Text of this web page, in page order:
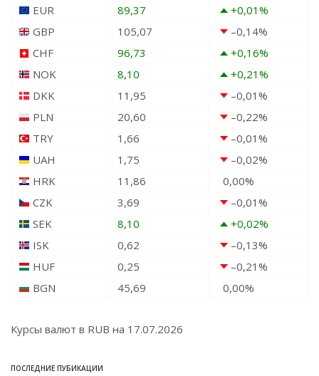
EUR
89,37 +0,01%
GBP
105,07 –0,14%
CHF
96,73 +0,16%
NOK
8,10 +0,21%
DKK
11,95 –0,01%
PLN
20,60 –0,22%
TRY
1,66 –0,01%
UAH
1,75 –0,02%
HRK
11,86 0,00%
CZK
3,69 –0,01%
SEK
8,10 +0,02%
ISK
0,62 –0,13%
HUF
0,25 –0,21%
BGN
45,69 0,00%
Курсы валют в RUB на 17.07.2026
ПОСЛЕДНИЕ ПУБИКАЦИИ